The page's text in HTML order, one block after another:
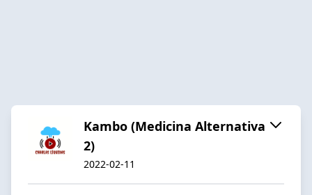
Kambo (Medicina Alternativa
2)
2022-02-11